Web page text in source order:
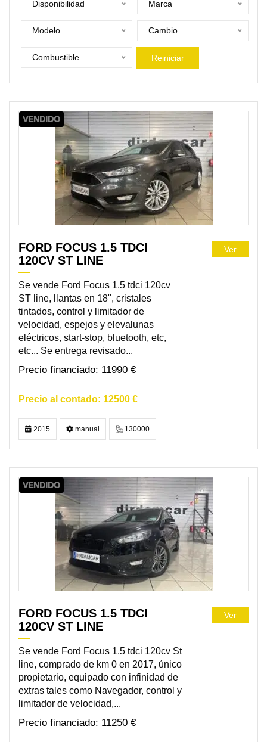
Disponibilidad Marca
Modelo Cambio
Combustible Reiniciar
VENDIDO
FORD FOCUS 1.5 TDCI
120CV ST LINE
Se vende Ford Focus 1.5 tdci 120cv
ST line, llantas en 18", cristales
tintados, control y limitador de
velocidad, espejos y elevalunas
eléctricos, start-stop, bluetooth, etc,
etc... Se entrega revisado...
11990 €
12500 €
Ver
2015 manual 130000
VENDIDO
FORD FOCUS 1.5 TDCI
120CV ST LINE
Se vende Ford Focus 1.5 tdci 120cv St
line, comprado de km 0 en 2017, único
propietario, equipado con infinidad de
extras tales como Navegador, control y
limitador de velocidad,...
11250 €
Ver